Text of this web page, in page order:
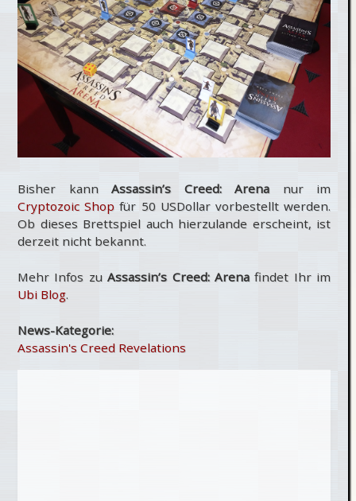
Bisher kann Assassin’s Creed: Arenanur im
Cryptozoic Shop für 50 USDollar vorbestellt werden.
Ob dieses Brettspiel auch hierzulande erscheint, ist
derzeit nicht bekannt.
Mehr Infos zuAssassin’s Creed: Arenafindet Ihr im
Ubi Blog.
News-Kategorie:
Assassin's Creed Revelations